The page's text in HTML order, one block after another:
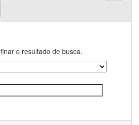
o resultado de busca.